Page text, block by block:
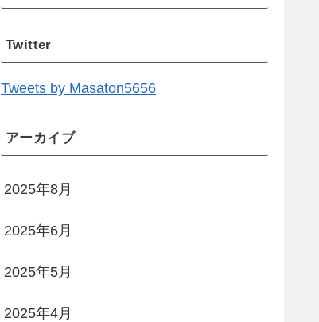
Twitter
Tweets by Masaton5656
アーカイブ
2025年8月
2025年6月
2025年5月
2025年4月